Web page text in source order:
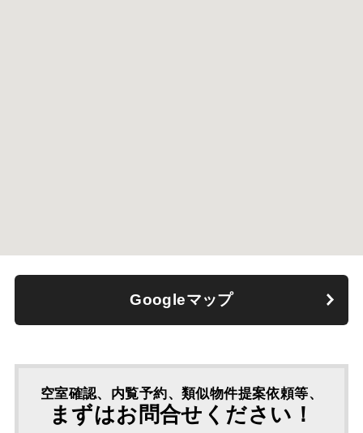
Googleマップ
空室確認、内覧予約、類似物件提案依頼等、
まずはお問合せください！